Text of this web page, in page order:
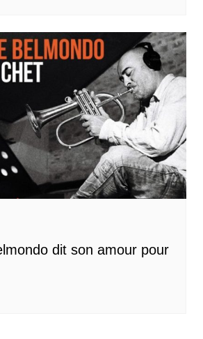
dit son amour pour